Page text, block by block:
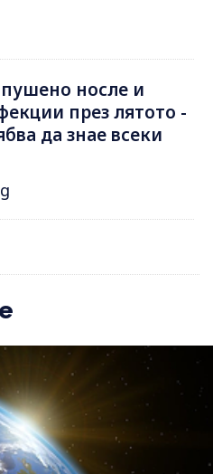
носле и
през лятотo -
да знае всеки